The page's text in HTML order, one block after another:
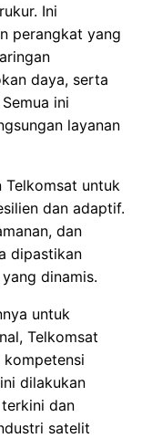
Ini
perangkat yang
daya, serta
ini
layanan
Telkomsat untuk
dan adaptif.
dan
dipastikan
dinamis.
untuk
Telkomsat
dilakukan
dan
satelit